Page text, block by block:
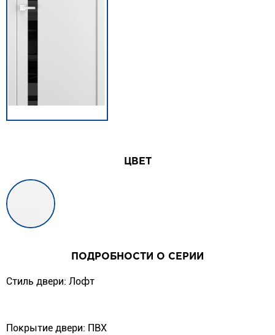
ЦВЕТ
ПОДРОБНОСТИ О СЕРИИ
Стиль двери: Лофт
Покрытие двери: ПВХ